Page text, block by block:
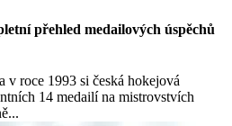
přehled medailových úspěchů
v roce 1993 si česká hokejová
14 medailí na mistrovstvích